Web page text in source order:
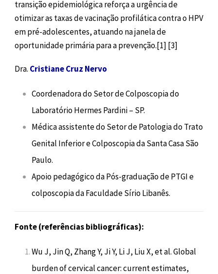
transição epidemiológica reforça a urgência de
otimizar as taxas de vacinação profilática contra o HPV
em pré-adolescentes, atuando na janela de
oportunidade primária para a prevenção.[1] [3]
Dra. Cristiane Cruz Nervo
Coordenadora do Setor de Colposcopia do
Laboratório Hermes Pardini – SP.
Médica assistente do Setor de Patologia do Trato
Genital Inferior e Colposcopia da Santa Casa São
Paulo.
Apoio pedagógico da Pós-graduação de PTGI e
colposcopia da Faculdade Sírio Libanês.
Fonte (referências bibliográficas):
Wu J, Jin Q, Zhang Y, Ji Y, Li J, Liu X, et al. Global
burden of cervical cancer: current estimates,